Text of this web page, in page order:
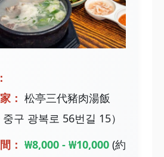
： 松亭三代豬肉湯飯
중구 광복로 56번길 15）
： ₩8,000 - ₩10,000 (約